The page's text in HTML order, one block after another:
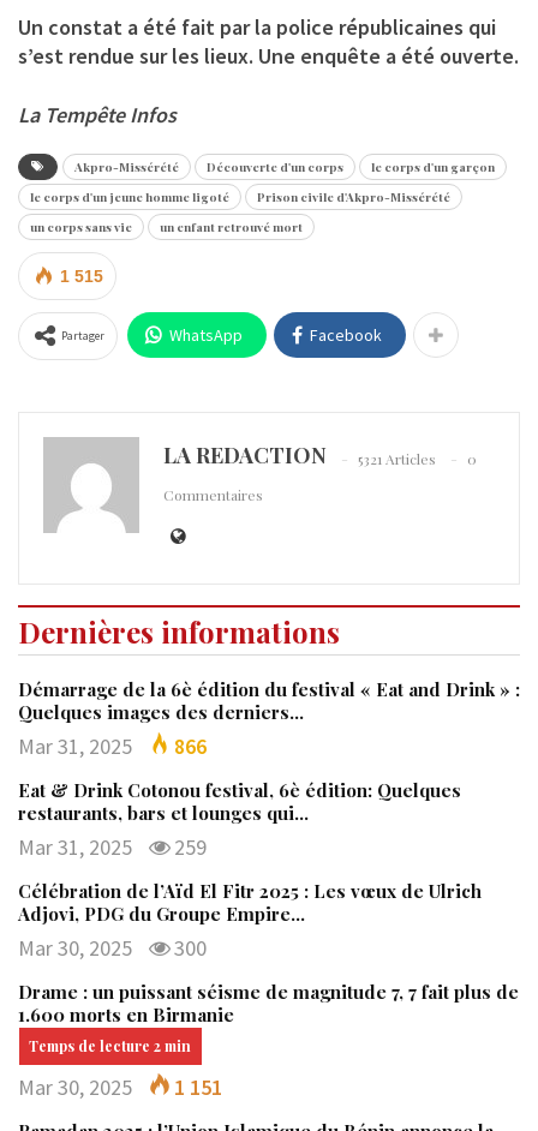
Un constat a été fait par la police républicaines qui
s’est rendue sur les lieux. Une enquête a été ouverte.
La Tempête Infos
Akpro-Missérété Découverte d'un corps
le corps d'un garçon
le corps d'un jeune homme ligoté
Prison civile d'Akpro-Missérété
un corps sans vie
un enfant retrouvé mort
1 515
Partager WhatsApp Facebook
LA REDACTION 5321 Articles
0
Commentaires
Dernières informations
Démarrage de la 6è édition du festival « Eat and Drink » :
Quelques images des derniers…
Mar 31, 2025 866
Eat & Drink Cotonou festival, 6è édition: Quelques
restaurants, bars et lounges qui…
Mar 31, 2025 259
Célébration de l’Aïd El Fitr 2025 : Les vœux de Ulrich
Adjovi, PDG du Groupe Empire…
Mar 30, 2025 300
Drame : un puissant séisme de magnitude 7, 7 fait plus de
1.600 morts en Birmanie
Mar 30, 2025 1 151